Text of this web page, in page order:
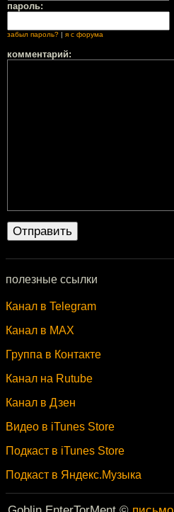
пароль:
забыл пароль? я с форума
комментарий:
полезные ссылки
Канал в Telegram
Канал в MAX
Группа в Контакте
Канал на Rutube
Канал в Дзен
Видео в iTunes Store
Подкаст в iTunes Store
Подкаст в Яндекс.Музыка